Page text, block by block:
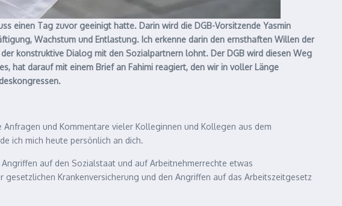
einen Tag zuvor geeinigt hatte. Darin wird die DGB-Vorsitzende Yasmin
Wachstum und Entlastung. Ich erkenne darin den ernsthaften Willen der
konstruktive Dialog mit den Sozialpartnern lohnt. Der DGB wird diesen Weg
hat darauf mit einem Brief an Fahimi reagiert, den wir in voller Länge
und Kommentare vieler Kolleginnen und Kollegen aus dem
ich mich heute persönlich an dich.
auf den Sozialstaat und auf Arbeitnehmerrechte etwas
Krankenversicherung und den Angriffen auf das Arbeitszeitgesetz